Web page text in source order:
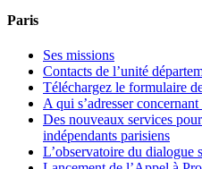
Paris
Ses missions
Contacts de l’unité
Téléchargez le formulaire
A qui s’adresser
Des nouveaux services
indépendants parisiens
L’observatoire du dialogue